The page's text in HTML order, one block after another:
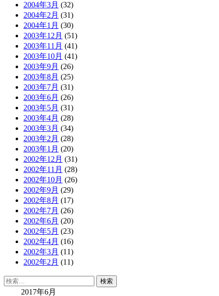
2004年3月 (32)
2004年2月 (31)
2004年1月 (30)
2003年12月 (51)
2003年11月 (41)
2003年10月 (41)
2003年9月 (26)
2003年8月 (25)
2003年7月 (31)
2003年6月 (26)
2003年5月 (31)
2003年4月 (28)
2003年3月 (34)
2003年2月 (28)
2003年1月 (20)
2002年12月 (31)
2002年11月 (28)
2002年10月 (26)
2002年9月 (29)
2002年8月 (17)
2002年7月 (26)
2002年6月 (20)
2002年5月 (23)
2002年4月 (16)
2002年3月 (11)
2002年2月 (11)
検
2017年6月